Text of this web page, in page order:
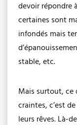
devoir répondre
certaines sont
infondés mais
stable, etc.
Mais surtout, ce
craintes, c’est
leurs rêves. Là-